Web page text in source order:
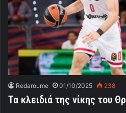
Redaroume 01/10/2025 238
Τα κλειδιά της νίκης του